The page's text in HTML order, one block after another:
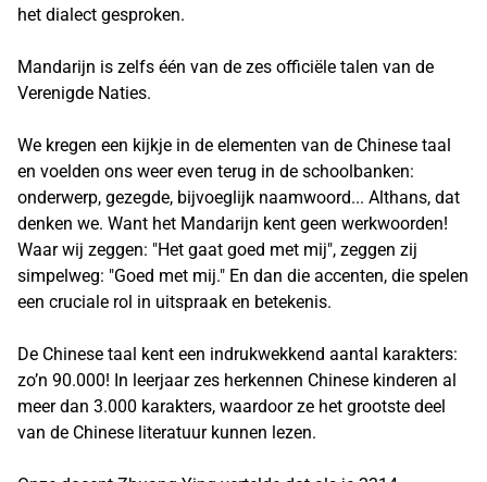
het dialect gesproken.
Mandarijn is zelfs één van de zes officiële talen van de
Verenigde Naties.
We kregen een kijkje in de elementen van de Chinese taal
en voelden ons weer even terug in de schoolbanken:
onderwerp, gezegde, bijvoeglijk naamwoord... Althans, dat
denken we. Want het Mandarijn kent geen werkwoorden!
Waar wij zeggen: "Het gaat goed met mij", zeggen zij
simpelweg: "Goed met mij." En dan die accenten, die spelen
een cruciale rol in uitspraak en betekenis.
De Chinese taal kent een indrukwekkend aantal karakters:
zo’n 90.000! In leerjaar zes herkennen Chinese kinderen al
meer dan 3.000 karakters, waardoor ze het grootste deel
van de Chinese literatuur kunnen lezen.